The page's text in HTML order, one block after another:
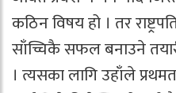
कठिन विषय हो । तर
साँच्चिकै सफल बनाउने
। त्यसका लागि उहाँले